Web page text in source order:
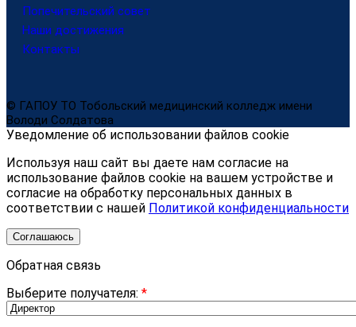
Попечительский совет
Наши достижения
Контакты
© ГАПОУ ТО Тобольский медицинский колледж имени
Володи Солдатова
Уведомление об использовании файлов cookie
Используя наш сайт вы даете нам согласие на
использование файлов cookie на вашем устройстве и
согласие на обработку персональных данных в
соответствии с нашей Политикой конфиденциальности
Соглашаюсь
Обратная связь
Выберите получателя: *